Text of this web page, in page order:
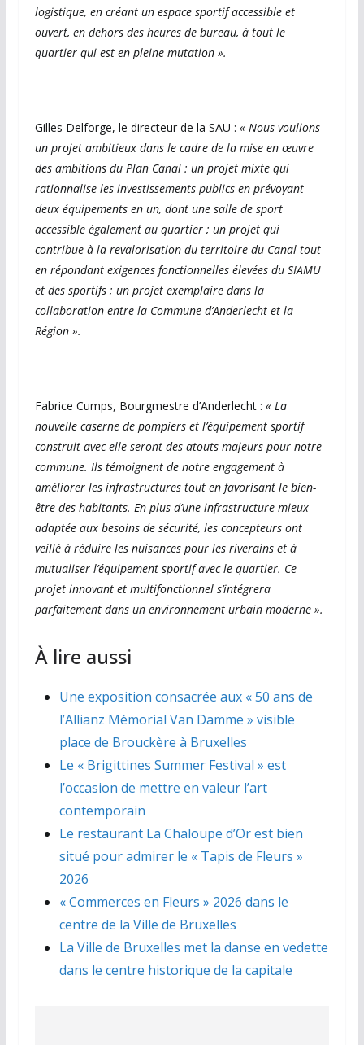
logistique, en créant un espace sportif accessible et
ouvert, en dehors des heures de bureau, à tout le
quartier qui est en pleine mutation ».
Gilles Delforge, le directeur de la SAU : « Nous voulions
un projet ambitieux dans le cadre de la mise en œuvre
des ambitions du Plan Canal : un projet mixte qui
rationnalise les investissements publics en prévoyant
deux équipements en un, dont une salle de sport
accessible également au quartier ; un projet qui
contribue à la revalorisation du territoire du Canal tout
en répondant exigences fonctionnelles élevées du SIAMU
et des sportifs ; un projet exemplaire dans la
collaboration entre la Commune d’Anderlecht et la
Région ».
Fabrice Cumps, Bourgmestre d’Anderlecht : « La
nouvelle caserne de pompiers et l’équipement sportif
construit avec elle seront des atouts majeurs pour notre
commune. Ils témoignent de notre engagement à
améliorer les infrastructures tout en favorisant le bien-
être des habitants. En plus d’une infrastructure mieux
adaptée aux besoins de sécurité, les concepteurs ont
veillé à réduire les nuisances pour les riverains et à
mutualiser l’équipement sportif avec le quartier. Ce
projet innovant et multifonctionnel s’intégrera
parfaitement dans un environnement urbain moderne ».
À lire aussi
Une exposition consacrée aux « 50 ans de
l’Allianz Mémorial Van Damme » visible
place de Brouckère à Bruxelles
Le « Brigittines Summer Festival » est
l’occasion de mettre en valeur l’art
contemporain
Le restaurant La Chaloupe d’Or est bien
situé pour admirer le « Tapis de Fleurs »
2026
« Commerces en Fleurs » 2026 dans le
centre de la Ville de Bruxelles
La Ville de Bruxelles met la danse en vedette
dans le centre historique de la capitale